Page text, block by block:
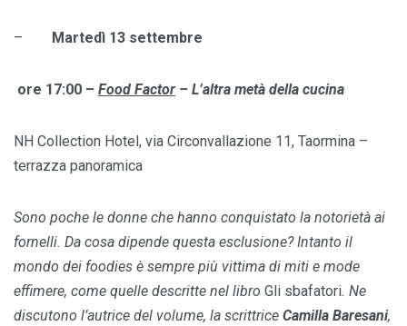
– Martedì 13 settembre
ore 17:00 – Food Factor – L’altra metà della cucina
NH Collection Hotel, via Circonvallazione 11, Taormina –
terrazza panoramica
Sono poche le donne che hanno conquistato la notorietà ai
fornelli. Da cosa dipende questa esclusione? Intanto il
mondo dei foodies è sempre più vittima di miti e mode
effimere, come quelle descritte nel libro Gli sbafatori. Ne
discutono l’autrice del volume, la scrittrice Camilla Baresani,